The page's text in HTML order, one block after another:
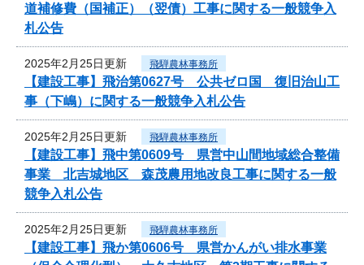
道補修費（国補正）（翌債）工事に関する一般競争入
札公告
2025年2月25日更新 飛騨農林事務所
【建設工事】飛治第0627号 公共ゼロ国 復旧治山工
事（下嶋）に関する一般競争入札公告
2025年2月25日更新 飛騨農林事務所
【建設工事】飛中第0609号 県営中山間地域総合整備
事業 北吉城地区 森茂農用地改良工事に関する一般
競争入札公告
2025年2月25日更新 飛騨農林事務所
【建設工事】飛か第0606号 県営かんがい排水事業